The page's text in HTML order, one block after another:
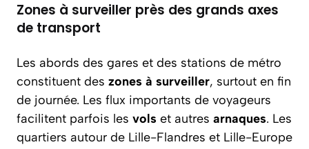
Zones à surveiller près des grands axes
de transport
Les abords des gares et des stations de métro
constituent des zones à surveiller, surtout en fin
de journée. Les flux importants de voyageurs
facilitent parfois les vols et autres arnaques. Les
quartiers autour de Lille-Flandres et Lille-Europe